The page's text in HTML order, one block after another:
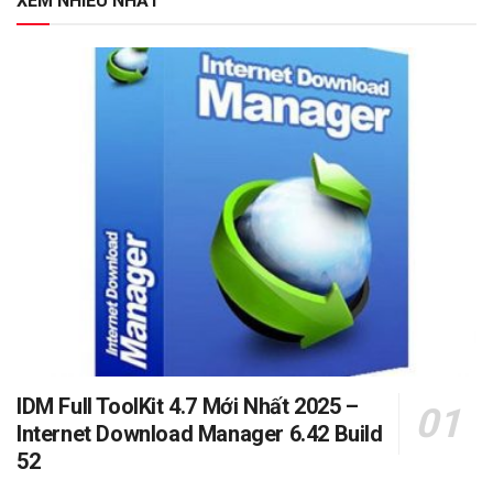
IDM Full ToolKit 4.7 Mới Nhất 2025 –
Internet Download Manager 6.42 Build
52